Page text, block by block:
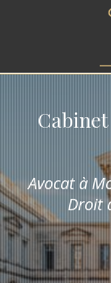
Avocat à
Droit